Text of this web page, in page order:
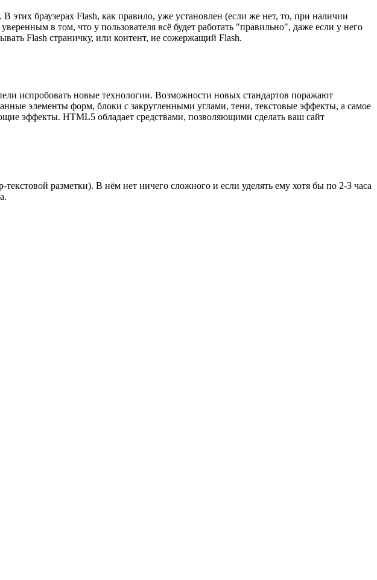
браузерах Flash, как правило, уже установлен (если же нет, то, при наличии
в том, что у пользователя всё будет работать "правильно", даже если у него
Flash страничку, или контент, не сожержащий Flash.
испробовать новые технологии. Возможности новых стандартов поражают
элементы форм, блоки с закругленными углами, тени, текстовые эффекты, а самое
эффекты. HTML5 обладает средствами, позволяющими сделать ваш сайт
разметки). В нём нет ничего сложного и если уделять ему хотя бы по 2-3 часа